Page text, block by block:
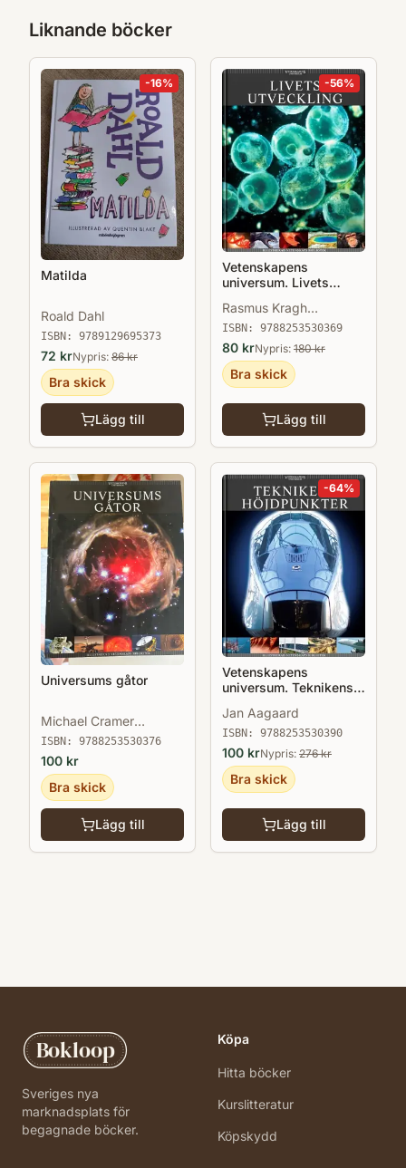
Liknande böcker
-16%
Matilda
Roald Dahl
ISBN: 9789129695373
72 krNypris: 86kr
Bra skick
Lägg till
-56%
Vetenskapens
universum. Livets
Rasmus Kragh
Jakobsen
ISBN: 9788253530369
80 krNypris: 180kr
Bra skick
Lägg till
Universums gåtor
Michael Cramer
Andersen
ISBN: 9788253530376
100 kr
Bra skick
Lägg till
-64%
Vetenskapens
universum. Teknikens
Jan Aagaard
ISBN: 9788253530390
100 krNypris: 276kr
Bra skick
Lägg till
Bokloop
Sveriges nya
marknadsplats för
begagnade böcker.
Köpa
Hitta böcker
Kurslitteratur
Köpskydd